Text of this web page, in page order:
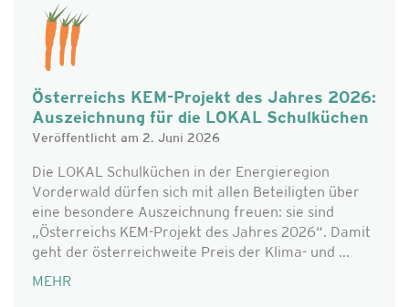
Österreichs KEM-Projekt des Jahres 2026:
Auszeichnung für die LOKAL Schulküchen
Veröffentlicht am 2. Juni 2026
Die LOKAL Schulküchen in der Energieregion
Vorderwald dürfen sich mit allen Beteiligten über
eine besondere Auszeichnung freuen: sie sind
„Österreichs KEM-Projekt des Jahres 2026“. Damit
geht der österreichweite Preis der Klima- und ...
MEHR